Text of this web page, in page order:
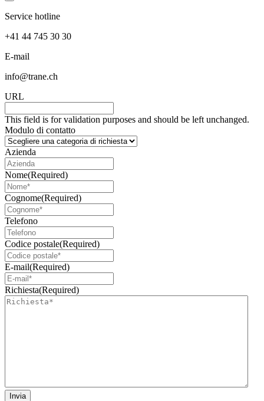
Service hotline
+41 44 745 30 30
E-mail
info@trane.ch
URL
This field is for validation purposes and should be left unchanged.
Modulo di contatto
Azienda
Nome(Required)
Cognome(Required)
Telefono
Codice postale(Required)
E-mail(Required)
Richiesta(Required)